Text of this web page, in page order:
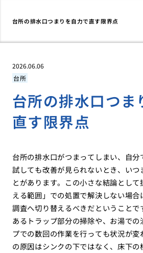
台所の排水口つまりを自力で直す限界点
2026.06.06
台所
台所の排水口つま
直す限界点
台所の排水口がつまってしまい、自
試しても改善が見られないとき、いつ
とがあります。この小さな結論とし
える範囲」での処置で解決しない場
調査へ切り替えるべきだということ
あるトラップ部分の掃除や、お湯での
プでの数回の作業を行っても状況が変
の原因はシンクの下ではなく、床下